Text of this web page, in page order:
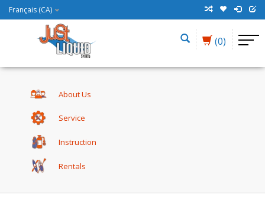
Français (CA)
(0)
About Us
Service
Instruction
Rentals